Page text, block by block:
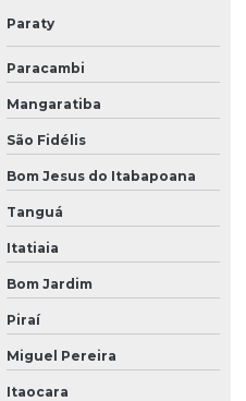
Paraty
Paracambi
Mangaratiba
São Fidélis
Bom Jesus do Itabapoana
Tanguá
Itatiaia
Bom Jardim
Piraí
Miguel Pereira
Itaocara